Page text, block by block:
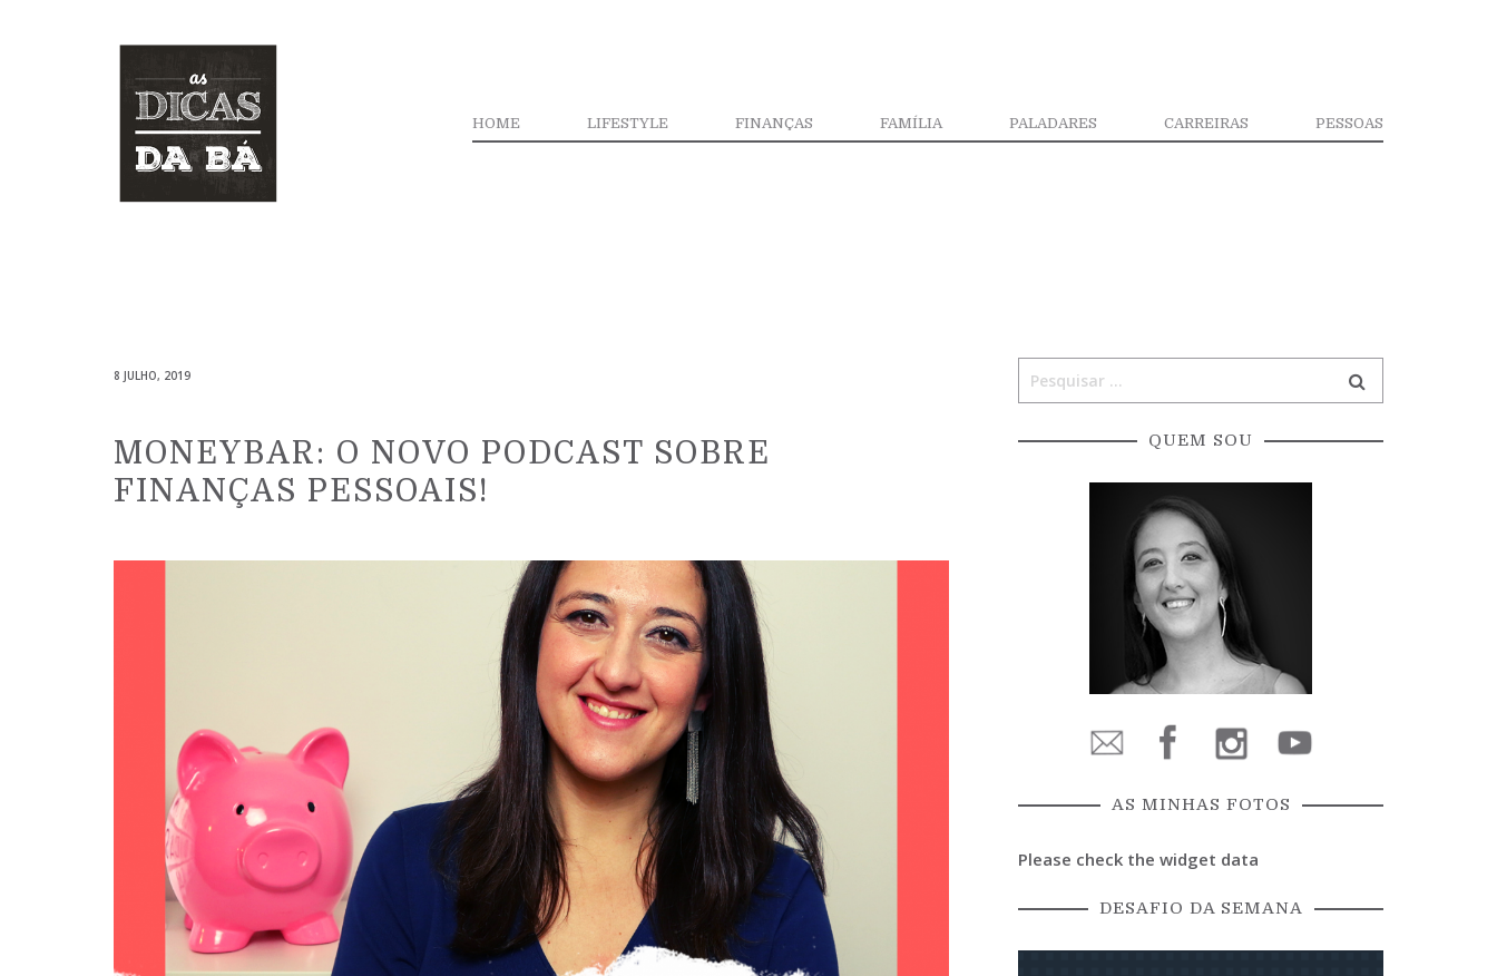
HOME LIFESTYLE FINANÇAS FAMÍLIA PALADARES CARREIRAS PESSOAS
8 JULHO, 2019
MONEYBAR: O NOVO PODCAST SOBRE
FINANÇAS PESSOAIS!
QUEM SOU
AS MINHAS FOTOS
Please check the widget data
DESAFIO DA SEMANA